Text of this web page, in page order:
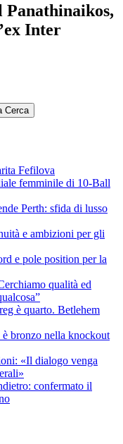
Inter
Cerca
Fefilova
femminile di 10-Ball
Perth: sfida di lusso
e ambizioni per gli
e pole position per la
qualità ed
è quarto. Betlehem
bronzo nella knockout
«Il dialogo venga
confermato il